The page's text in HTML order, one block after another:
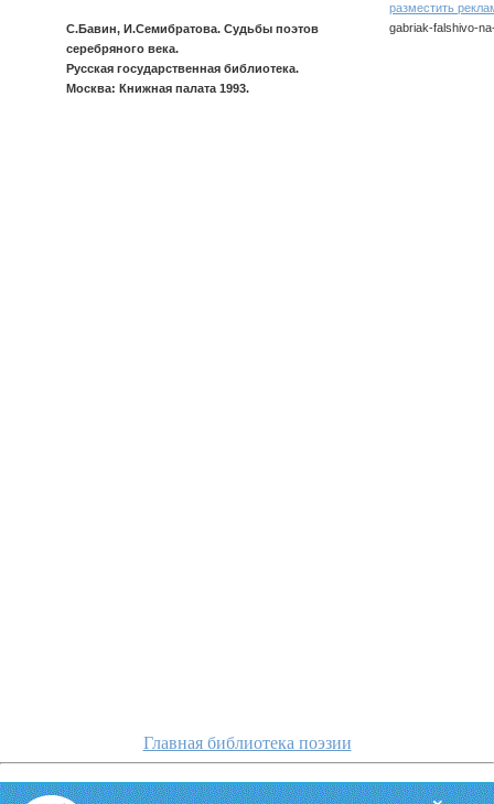
С.Бавин, И.Семибратова. Судьбы поэтов
серебряного века.
Русская государственная библиотека.
Москва: Книжная палата 1993.
разместить
gabriak-falshivo-
Главная библиотека поэзии